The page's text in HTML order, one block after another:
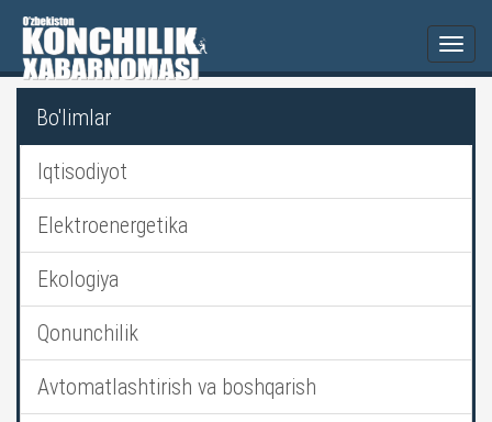
Bo'limlar
Iqtisodiyot
Elektroenergetika
Ekologiya
Qonunchilik
Avtomatlashtirish va boshqarish